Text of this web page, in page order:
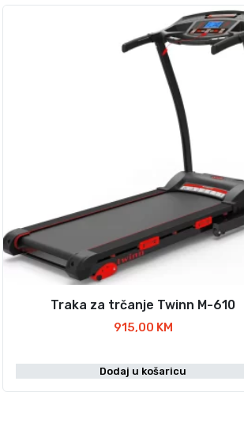
Traka za trčanje Twinn M-610
915,00 KM
Dodaj u košaricu